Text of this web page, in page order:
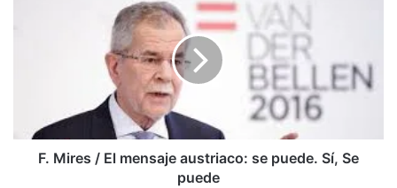
Sí,
F. Mires / El mensaje austriaco: se puede. Sí, Se
puede